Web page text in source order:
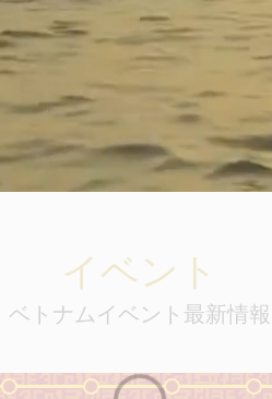
イベント
ベトナムイベント最新情報